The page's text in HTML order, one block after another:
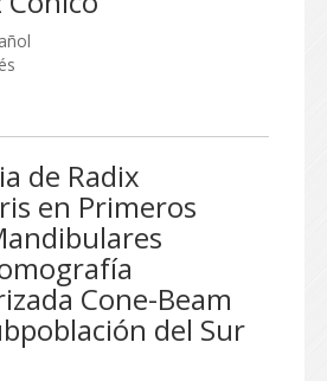
de Radix
en Primeros
Cone-Beam
del Sur